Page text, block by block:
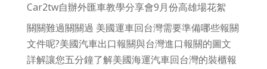
Car2tw自辦外匯車教學分享會9月份高雄場花絮
關關難過關關過 美國運車回台灣需要準備哪些報關
文件呢?美國汽車出口報關與台灣進口報關的圖文
詳解讓您五分鐘了解美國海運汽車回台灣的裝櫃報